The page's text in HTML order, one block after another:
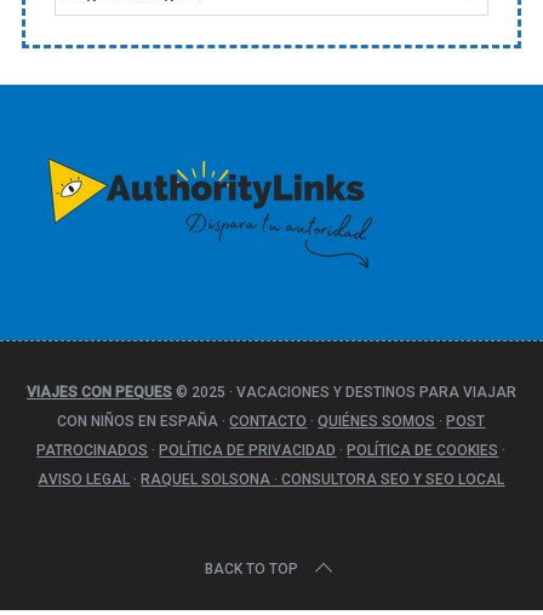
a
t
e
o
r
í
VIAJES CON PEQUES© 2025 · VACACIONES Y DESTINOS PARA VIAJAR
CON NIÑOS EN ESPAÑA · CONTACTO · QUIÉNES SOMOS · POST
PATROCINADOS · POLÍTICA DE PRIVACIDAD · POLÍTICA DE COOKIES ·
AVISO LEGAL · RAQUEL SOLSONA · CONSULTORA SEO Y SEO LOCAL
BACK TO TOP